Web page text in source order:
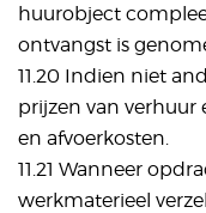
huurobject
ontvangst is
11.20 Indien niet
prijzen van verhuur
en afvoerkosten.
11.21 Wanneer
werkmaterieel